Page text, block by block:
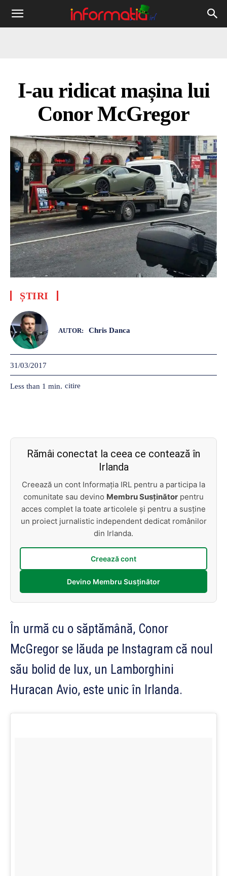
Informația
I-au ridicat mașina lui
Conor McGregor
ȘTIRI
AUTOR: Chris Danca
31/03/2017
Less than 1 min. citire
Rămâi conectat la ceea ce contează în
Irlanda
Creează un cont Informația IRL pentru a participa la
comunitate sau devino Membru Susținător pentru
acces complet la toate articolele și pentru a susține
un proiect jurnalistic independent dedicat românilor
din Irlanda.
Creează cont
Devino Membru Susținător
În urmă cu o săptămână, Conor
McGregor se lăuda pe Instagram că noul
său bolid de lux, un Lamborghini
Huracan Avio, este unic în Irlanda.